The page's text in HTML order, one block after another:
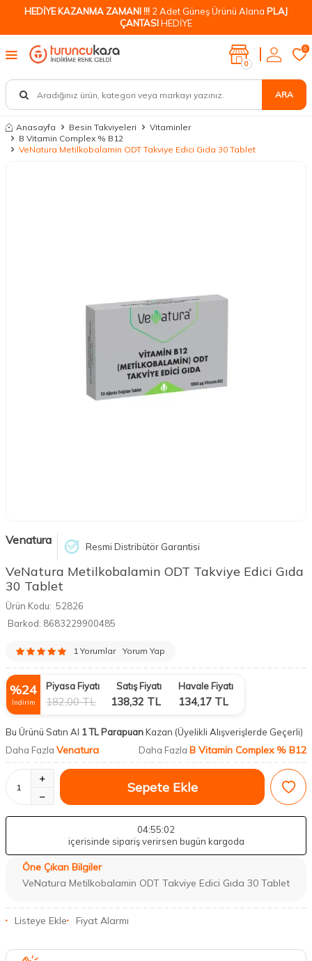
HEDİYE KAZANMA ZAMANI !!! 2 Adet Güneş Ürünü Alana PLAJ
ÇANTASIHEDİYE
ARA
0
0
Anasayfa Besin Takviyeleri
Vitaminler
B Vitamin Complex % B12
VeNatura Metilkobalamin ODT Takviye Edici Gıda 30 Tablet
Venatura Resmi Distribütör Garantisi
VeNatura Metilkobalamin ODT Takviye Edici Gıda
30 Tablet
Ürün Kodu: 52826
Barkod: 8683229900485
1 Yorumlar Yorum Yap
%24
İndirim
Piyasa Fiyatı
182,00TL
Satış Fiyatı
138,32 TL
Havale Fiyatı
134,17 TL
Bu Ürünü Satın Al 1 TL ParapuanKazan (Üyelikli Alışverişlerde Geçerli)
Daha Fazla Venatura Daha Fazla B Vitamin Complex % B12
Sepete Ekle
04:55:01
içerisinde sipariş verirsen bugün kargoda
Öne Çıkan Bilgiler
VeNatura Metilkobalamin ODT Takviye Edici Gıda 30 Tablet
Listeye Ekle Fiyat Alarmı